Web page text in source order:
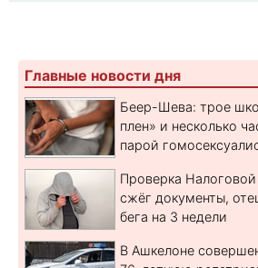
Главные новости дня
Беер-Шева: трое
плен» и несколько
парой
Проверка
сжёг документы,
бега на 3 недели
В Ашкелоне